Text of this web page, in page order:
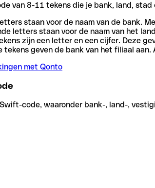
van 8-11 tekens die je bank, land,
staan voor de naam van de bank.
letters staan voor de naam van het
zijn een letter en een cijfer. Deze
tekens geven de bank van het filiaal
met Qonto
code, waaronder bank-, land-,